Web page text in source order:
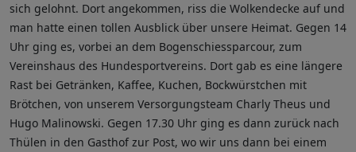
sich gelohnt. Dort angekommen, riss die Wolkendecke auf und
man hatte einen tollen Ausblick über unsere Heimat. Gegen 14
Uhr ging es, vorbei an dem Bogenschiessparcour, zum
Vereinshaus des Hundesportvereins. Dort gab es eine längere
Rast bei Getränken, Kaffee, Kuchen, Bockwürstchen mit
Brötchen, von unserem Versorgungsteam Charly Theus und
Hugo Malinowski. Gegen 17.30 Uhr ging es dann zurück nach
Thülen in den Gasthof zur Post, wo wir uns dann bei einem